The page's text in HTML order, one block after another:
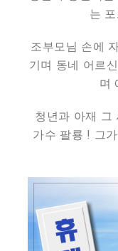
는
조부모님 손에
기며 동네 어르
며
청년과 아재 그
가수 팔룡 ! 그